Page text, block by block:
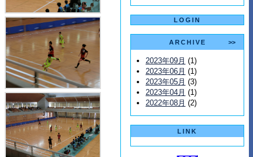
LOGIN
ARCHIVE >>
2023年09月 (1)
2023年06月 (1)
2023年05月 (3)
2023年04月 (1)
2022年08月 (2)
LINK